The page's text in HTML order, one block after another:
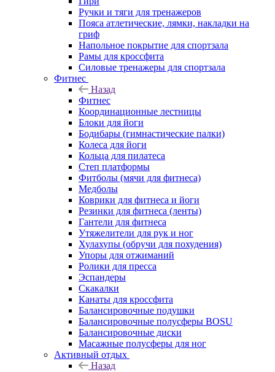
Ручки и тяги для тренажеров
Пояса атлетические, лямки, накладки на
гриф
Напольное покрытие для спортзала
Рамы для кроссфита
Силовые тренажеры для спортзала
Фитнес
Назад
Фитнес
Координационные лестницы
Блоки для йоги
Бодибары (гимнастические палки)
Колеса для йоги
Кольца для пилатеса
Степ платформы
Фитболы (мячи для фитнеса)
Медболы
Коврики для фитнеса и йоги
Резинки для фитнеса (ленты)
Гантели для фитнеса
Утяжелители для рук и ног
Хулахупы (обручи для похудения)
Упоры для отжиманий
Ролики для пресса
Эспандеры
Скакалки
Канаты для кроссфита
Балансировочные подушки
Балансировочные полусферы BOSU
Балансировочные диски
Масажные полусферы для ног
Активный отдых
Назад